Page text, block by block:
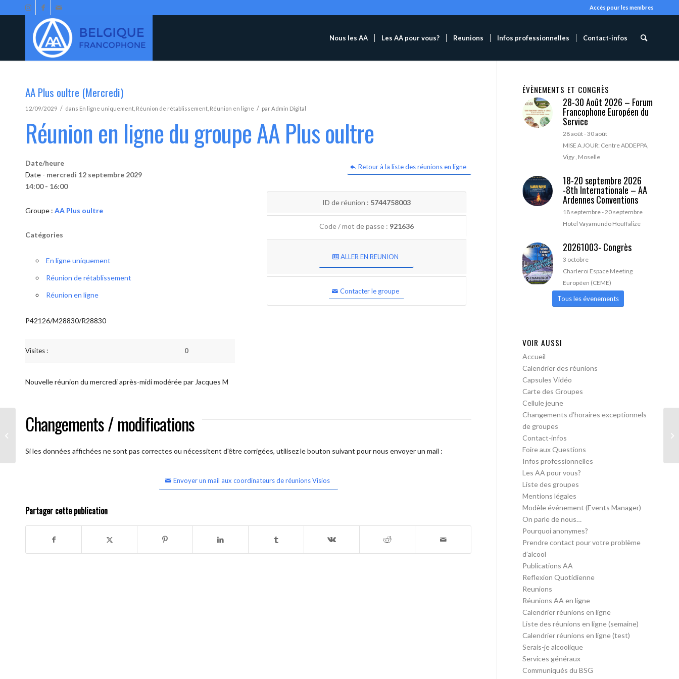
Accès pour les membres
Nous les AA Les AA pour vous? Reunions Infos professionnelles Contact-infos
AA Plus oultre (Mercredi)
12/09/2029 / dans En ligne uniquement Réunion de rétablissement Réunion en ligne / parAdmin Digital
Réunion en ligne du groupe AA Plus oultre
Retour à la liste des réunions en ligne
Date/heure
Date - mercredi 12 septembre 2029
14:00 - 16:00
Groupe : AA Plus oultre
Catégories
En ligne uniquement
Réunion de rétablissement
Réunion en ligne
P42126/M28830/R28830
Visites : 0
ID de réunion : 5744758003
Code / mot de passe : 921636
ALLER EN REUNION
Contacter le groupe
Nouvelle réunion du mercredi après-midi modérée par Jacques M
Changements / modifications
Si les données affichées ne sont pas correctes ou nécessitent d'être corrigées, utilisez le bouton suivant pour nous envoyer un mail :
Envoyer un mail aux coordinateurs de réunions Visios
Partager cette publication
ÉVÈNEMENTS ET CONGRÈS
28-30 Août 2026 – Forum
Francophone Européen du
Service
28 août-30 août
MISE A JOUR: Centre ADDEPPA,
Vigy , Moselle
18-20 septembre 2026
-8th Internationale – AA
Ardennes Conventions
18 septembre-20 septembre
Hotel Vayamundo Houffalize
20261003- Congrès
3 octobre
Charleroi Espace Meeting
Européen (CEME)
Tous les évenements
VOIR AUSSI
Accueil
Calendrier des réunions
Capsules Vidéo
Carte des Groupes
Cellule jeune
Changements d’horaires exceptionnels
de groupes
Contact-infos
Foire aux Questions
Infos professionnelles
Les AA pour vous?
Liste des groupes
Mentions légales
Modèle événement (Events Manager)
On parle de nous…
Pourquoi anonymes?
Prendre contact pour votre problème
d’alcool
Publications AA
Reflexion Quotidienne
Reunions
Réunions AA en ligne
Calendrier réunions en ligne
Liste des réunions en ligne (semaine)
Calendrier réunions en ligne (test)
Serais-je alcoolique
Services généraux
Communiqués du BSG
AA Plus oultre (Mercredi)